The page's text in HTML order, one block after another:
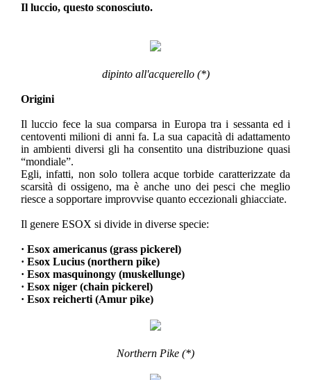
Il luccio, questo sconosciuto.
dipinto all'acquerello (*)
Origini
Il luccio fece la sua comparsa in Europa tra i sessanta ed i
centoventi milioni di anni fa. La sua capacità di adattamento
in ambienti diversi gli ha consentito una distribuzione quasi
“mondiale”.
Egli, infatti, non solo tollera acque torbide caratterizzate da
scarsità di ossigeno, ma è anche uno dei pesci che meglio
riesce a sopportare improvvise quanto eccezionali ghiacciate.
Il genere ESOX si divide in diverse specie:
· Esox americanus (grass pickerel)
· Esox Lucius (northern pike)
· Esox masquinongy (muskellunge)
· Esox niger (chain pickerel)
· Esox reicherti (Amur pike)
Northern Pike (*)